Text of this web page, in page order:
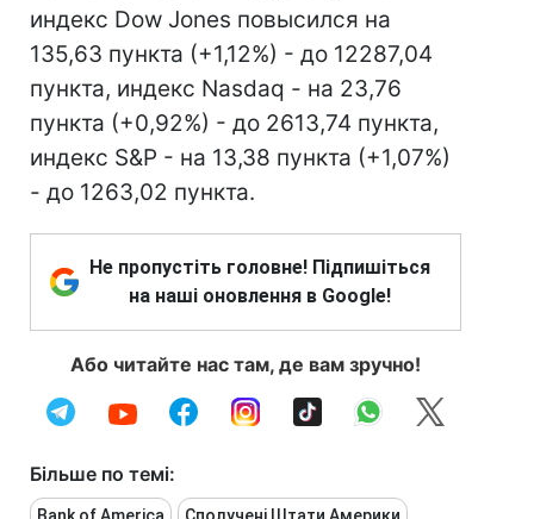
индекс Dow Jones повысился на
135,63 пункта (+1,12%) - до 12287,04
пункта, индекс Nasdaq - на 23,76
пункта (+0,92%) - до 2613,74 пункта,
индекс S&P - на 13,38 пункта (+1,07%)
- до 1263,02 пункта.
Не пропустіть головне! Підпишіться
на наші оновлення в Google!
Або читайте нас там, де вам зручно!
Більше по темі: